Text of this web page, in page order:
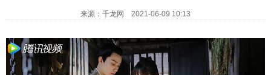
来源：千龙网 2021-06-09 10:13